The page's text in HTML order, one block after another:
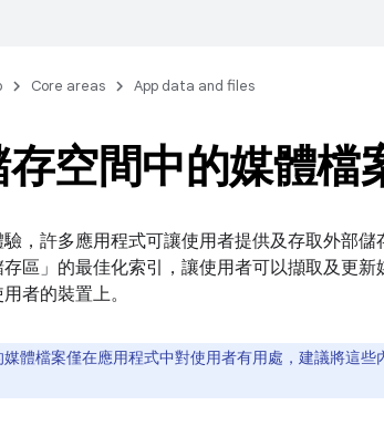
Core areas App data and files
空間中的媒體檔
，許多應用程式可讓使用者提供及存取外部
區」 的最佳化索引，讓使用者可以擷取及更
者的裝置上。
體檔案僅在應用程式中對使用者有用處，建議將這些